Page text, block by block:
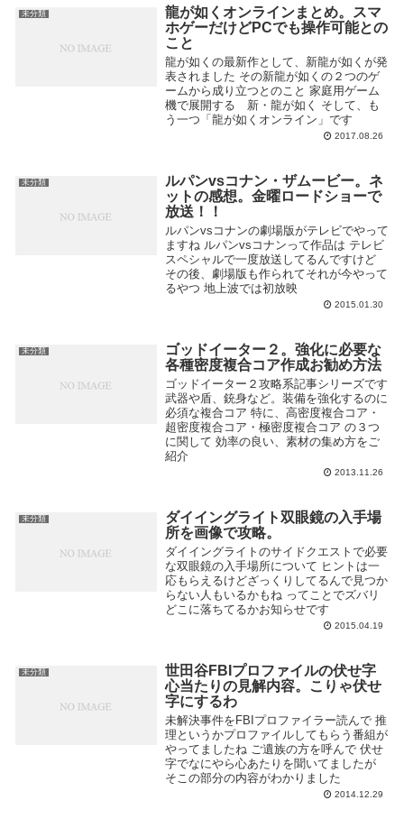
未分類
龍が如くオンラインまとめ。スマ
ホゲーだけどPCでも操作可能との
こと
龍が如くの最新作として、新龍が如くが発
表されました その新龍が如くの２つのゲ
ームから成り立つとのこと 家庭用ゲーム
機で展開する 新・龍が如く そして、も
う一つ「龍が如くオンライン」です
2017.08.26
未分類
ルパンvsコナン・ザムービー。ネ
ットの感想。金曜ロードショーで
放送！！
ルパンvsコナンの劇場版がテレビでやって
ますね ルパンvsコナンって作品は テレビ
スペシャルで一度放送してるんですけど
その後、劇場版も作られてそれが今やって
るやつ 地上波では初放映
2015.01.30
未分類
ゴッドイーター２。強化に必要な
各種密度複合コア作成お勧め方法
ゴッドイーター２攻略系記事シリーズです
武器や盾、銃身など。装備を強化するのに
必須な複合コア 特に、高密度複合コア・
超密度複合コア・極密度複合コア の３つ
に関して 効率の良い、素材の集め方をご
紹介
2013.11.26
未分類
ダイイングライト双眼鏡の入手場
所を画像で攻略。
ダイイングライトのサイドクエストで必要
な双眼鏡の入手場所について ヒントは一
応もらえるけどざっくりしてるんで見つか
らない人もいるかもね ってことでズバリ
どこに落ちてるかお知らせです
2015.04.19
未分類
世田谷FBIプロファイルの伏せ字
心当たりの見解内容。こりゃ伏せ
字にするわ
未解決事件をFBIプロファイラー読んで 推
理というかプロファイルしてもらう番組が
やってましたね ご遺族の方を呼んで 伏せ
字でなにやら心あたりを聞いてましたが
そこの部分の内容がわかりました
2014.12.29